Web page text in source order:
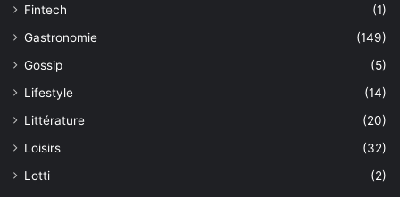
Fintech
(1)
Gastronomie
(149)
Gossip
(5)
Lifestyle
(14)
Littérature
(20)
Loisirs
(32)
Lotti
(2)